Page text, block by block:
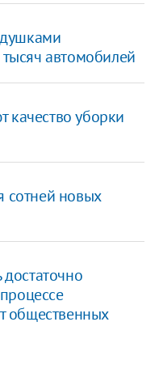
автомобилей
уборки
сотней новых
общественных